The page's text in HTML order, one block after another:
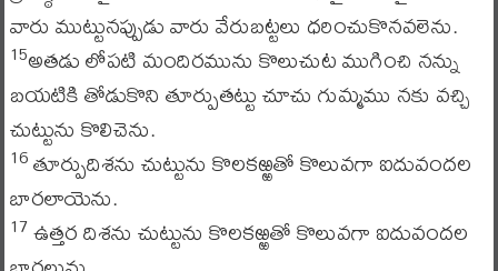
వారు ముట్టునప్పుడు వారు వేరుబట్టలు ధరించుకొనవలెను.
15అతడు లోపటి మందిరమును కొలుచుట ముగించి నన్ను
బయటికి తోడుకొని తూర్పుతట్టు చూచు గుమ్మము నకు వచ్చి
చుట్టును కొలిచెను.
16తూర్పుదిశను చుట్టును కొలకఱ్ఱతో కొలువగా ఐదువందల
బారలాయెను.
17ఉత్తర దిశను చుట్టును కొలకఱ్ఱతో కొలువగా ఐదువందల